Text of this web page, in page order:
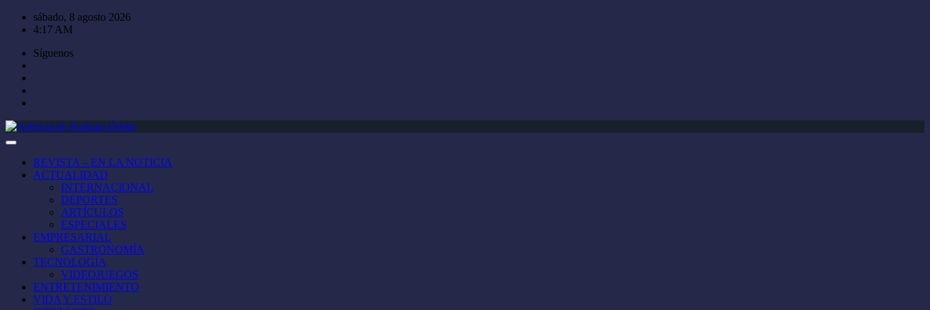
Saltar
sábado, 8 agosto 2026
4:17 AM
Síguenos
REVISTA – EN LA NOTICIA
ACTUALIDAD
INTERNACIONAL
DEPORTES
ARTÍCULOS
ESPECIALES
EMPRESARIAL
GASTRONOMÍA
TECNOLOGÍA
VIDEOJUEGOS
ENTRETENIMIENTO
VIDA Y ESTILO